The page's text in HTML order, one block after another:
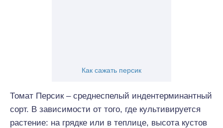
Как сажать персик
Томат Персик – среднеспелый индентерминантный
сорт. В зависимости от того, где культивируется
растение: на грядке или в теплице, высота кустов